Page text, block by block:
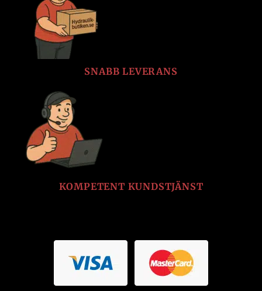
SNABB LEVERANS
KOMPETENT KUNDSTJÄNST